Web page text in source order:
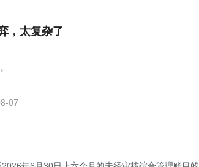
，太复杂了
07